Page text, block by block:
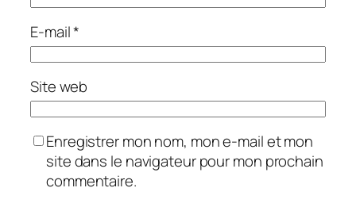
E-mail*
Site web
Enregistrer mon nom, mon e-mail et mon
site dans le navigateur pour mon prochain
commentaire.